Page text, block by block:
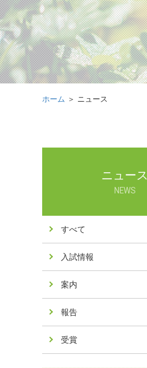
ホーム ＞ ニュース
ニュース
NEWS
すべて
入試情報
案内
報告
受賞